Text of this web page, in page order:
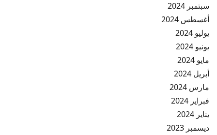
سبتمبر 2024
أغسطس 2024
يوليو 2024
يونيو 2024
مايو 2024
أبريل 2024
مارس 2024
فبراير 2024
يناير 2024
ديسمبر 2023